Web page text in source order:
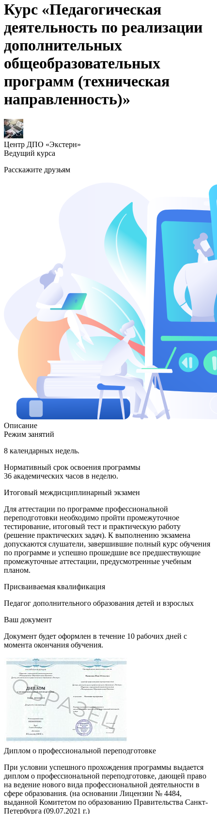
Курс «Педагогическая
деятельность по реализации
дополнительных
общеобразовательных
программ (техническая
направленность)»
Центр ДПО «Экстерн»
Ведущий курса
Расскажите друзьям
Описание
Режим занятий
8 календарных недель.
Нормативный срок освоения программы
36 академических часов в неделю.
Итоговый междисциплинарный экзамен
Для аттестации по программе профессиональной
переподготовки необходимо пройти промежуточное
тестирование, итоговый тест и практическую работу
(решение практических задач). К выполнению экзамена
допускаются слушатели, завершившие полный курс обучения
по программе и успешно прошедшие все предшествующие
промежуточные аттестации, предусмотренные учебным
планом.
Присваиваемая квалификация
Педагог дополнительного образования детей и взрослых
Ваш документ
Документ будет оформлен в течение 10 рабочих дней с
момента окончания обучения.
Диплом о профессиональной переподготовке
При условии успешного прохождения программы выдается
диплом о профессиональной переподготовке, дающей право
на ведение нового вида профессиональной деятельности в
сфере образования. (на основании Лицензии № 4484,
выданной Комитетом по образованию Правительства Санкт-
Петербурга (09.07.2021 г.)